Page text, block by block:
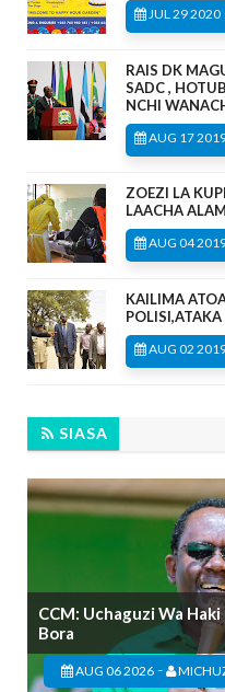
JUL 29 2020
RAIS DK
SADC ,
NCHI
AUG 17
ZOEZI LA
LAACHA
AUG 04
KAILIMA
AUG 02
SIASA
CCM: Uchaguzi Wa
Bora
AUG 06 2026 -